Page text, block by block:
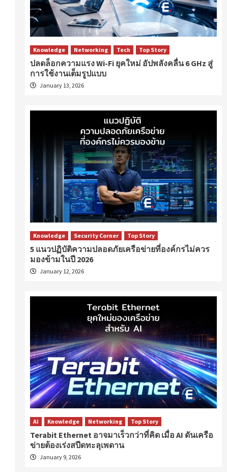
Knowledge Networking Tech Top Story
ปลดล็อกความแรง Wi-Fi ยุคใหม่ อัปพลังคลื่น 6 GHz สู่
การใช้งานเต็มรูปแบบ
January 13, 2026
Knowledge Security Corner Top Story
5 แนวปฏิบัติความปลอดภัยเครือข่ายที่องค์กรไม่ควร
มองข้ามในปี 2026
January 12, 2026
AI Knowledge Networking Top Story
Terabit Ethernet อาจมาเร็วกว่าที่คิด เมื่อ AI ดันเครือ
ข่ายต้องเร่งสปีดทะลุเพดาน
January 9, 2026